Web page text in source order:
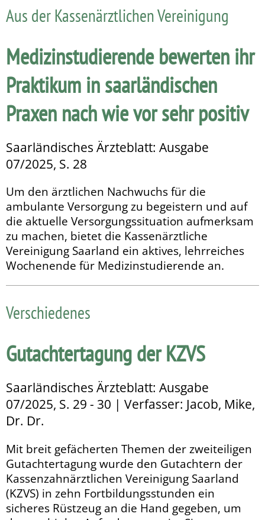
Aus der Kassenärztlichen Vereinigung
Medizinstudierende bewerten ihr
Praktikum in saarländischen
Praxen nach wie vor sehr positiv
Saarländisches Ärzteblatt: Ausgabe
07/2025, S. 28
Um den ärztlichen Nachwuchs für die
ambulante Versorgung zu begeistern und auf
die aktuelle Versorgungssituation aufmerksam
zu machen, bietet die Kassenärztliche
Vereinigung Saarland ein aktives, lehrreiches
Wochenende für Medizin­studierende an.
Verschiedenes
Gutachtertagung der KZVS
Saarländisches Ärzteblatt: Ausgabe
07/2025, S. 29 - 30 | Verfasser: Jacob, Mike,
Dr. Dr.
Mit breit gefächerten Themen der zweiteiligen
Gutachter­tagung wurde den Gutachtern der
Kassenzahnärztlichen Ver­einigung Saarland
(KZVS) in zehn Fortbildungsstunden ein
sicheres Rüstzeug an die Hand gegeben, um